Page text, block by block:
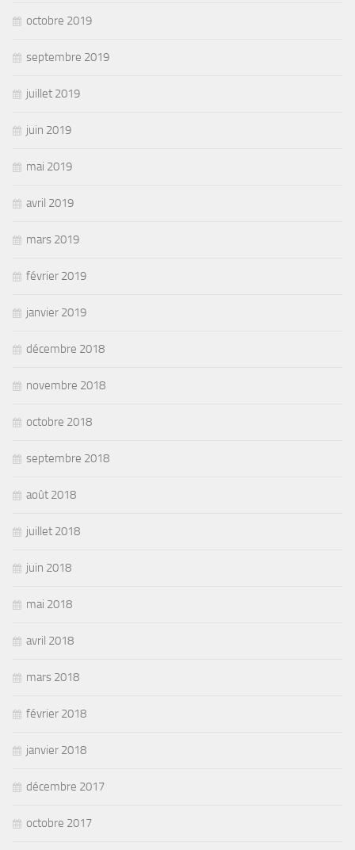
octobre 2019
septembre 2019
juillet 2019
juin 2019
mai 2019
avril 2019
mars 2019
février 2019
janvier 2019
décembre 2018
novembre 2018
octobre 2018
septembre 2018
août 2018
juillet 2018
juin 2018
mai 2018
avril 2018
mars 2018
février 2018
janvier 2018
décembre 2017
octobre 2017